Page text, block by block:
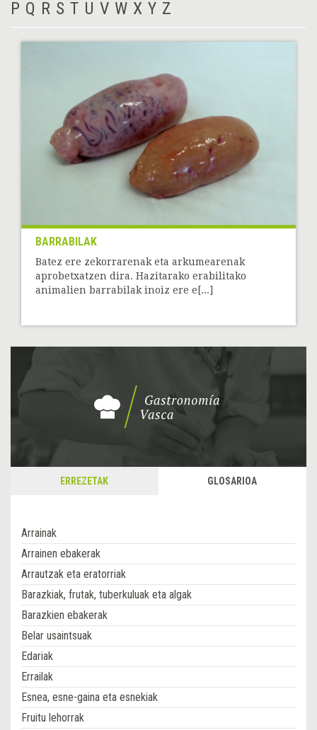
P Q R S T U V W X Y Z
BARRABILAK
Batez ere zekorrarenak eta arkumearenak
aprobetxatzen dira. Hazitarako erabilitako
animalien barrabilak inoiz ere e[...]
ERREZETAK GLOSARIOA
Arrainak
Arrainen ebakerak
Arrautzak eta eratorriak
Barazkiak, frutak, tuberkuluak eta algak
Barazkien ebakerak
Belar usaintsuak
Edariak
Errailak
Esnea, esne-gaina eta esnekiak
Fruitu lehorrak